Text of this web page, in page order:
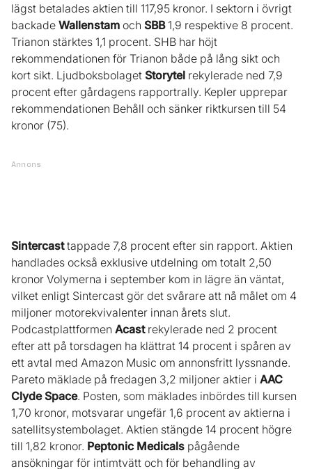
lägst betalades aktien till 117,95 kronor. I sektorn i övrigt
backade Wallenstam och SBB1,9 respektive 8 procent.
Trianon stärktes 1,1 procent. SHB har höjt
rekommendationen för Trianon både på lång sikt och
kort sikt. Ljudboksbolaget Storytel rekylerade ned 7,9
procent efter gårdagens rapportrally. Kepler upprepar
rekommendationen Behåll och sänker riktkursen till 54
kronor (75).
Annons
Sintercasttappade 7,8 procent efter sin rapport. Aktien
handlades också exklusive utdelning om totalt 2,50
kronor Volymerna i september kom in lägre än väntat,
vilket enligt Sintercast gör det svårare att nå målet om 4
miljoner motorekvivalenter innan årets slut.
Podcastplattformen Acastrekylerade ned 2 procent
efter att på torsdagen ha klättrat 14 procent i spåren av
ett avtal med Amazon Music om annonsfritt lyssnande.
Pareto mäklade på fredagen 3,2 miljoner aktier i AAC
Clyde Space. Posten, som mäklades inbördes till kursen
1,70 kronor, motsvarar ungefär 1,6 procent av aktierna i
satellitsystembolaget. Aktien stängde 14 procent högre
till 1,82 kronor. Peptonic Medicals pågående
ansökningar för intimtvätt och för behandling av